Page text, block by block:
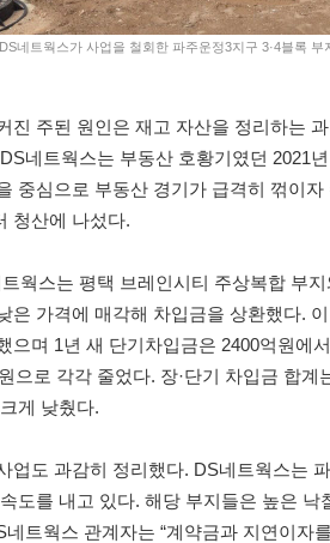
네트웍스가 사업을 철회한 파주운정3지구 3·4블록 부
진 주된 원인은 재고 자산을 정리하는
네트웍스는 부동산 호황기였던 2021
중심으로 부동산 경기가 급격히 꺾이
청산에 나섰다.
웍스는 평택 브레인시티 주상복합 부
은 가격에 매각해 차입금을 상환했다.
으며 1년 새 단기차입금은 2400억원에
으로 각각 줄었다. 장·단기 차입금 합계
게 낮췄다.
업도 과감히 정리했다. DS네트웍스는
도를 내고 있다. 해당 부지들은 높은
네트웍스 관계자는 “계약금과 지연이자